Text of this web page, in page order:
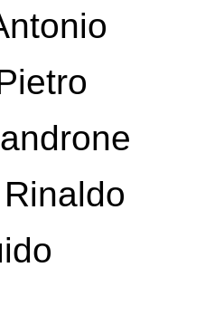
Rinaldo